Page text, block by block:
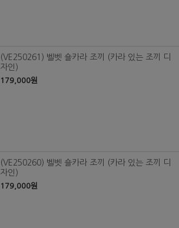
(VE250261) 벨벳 숄카라 조끼 (카라 있는 조끼 디
자인)
179,000원
(VE250260) 벨벳 숄카라 조끼 (카라 있는 조끼 디
자인)
179,000원